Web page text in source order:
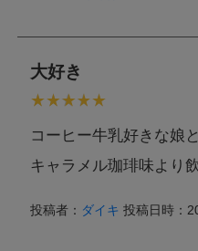
大好き
コーヒー牛乳好きな娘
キャラメル珈琲味より
投稿者： ダイキ 投稿日時：